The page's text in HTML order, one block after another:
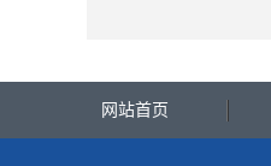
网站首页